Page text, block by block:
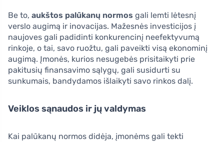
Be to, aukštos palūkanų normos gali lemti lėtesnį
verslo augimą ir inovacijas. Mažesnės investicijos į
naujoves gali padidinti konkurencinį neefektyvumą
rinkoje, o tai, savo ruožtu, gali paveikti visą ekonominį
augimą. Įmonės, kurios nesugebės prisitaikyti prie
pakitusių finansavimo sąlygų, gali susidurti su
sunkumais, bandydamos išlaikyti savo rinkos dalį.
Veiklos sąnaudos ir jų valdymas
Kai palūkanų normos didėja, įmonėms gali tekti